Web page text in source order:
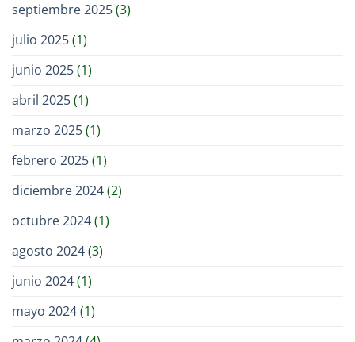
septiembre 2025(3)
julio 2025(1)
junio 2025(1)
abril 2025(1)
marzo 2025(1)
febrero 2025(1)
diciembre 2024(2)
octubre 2024(1)
agosto 2024(3)
junio 2024(1)
mayo 2024(1)